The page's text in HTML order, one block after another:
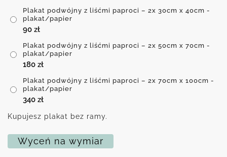
Plakat podwójny z liśćmi paproci – 2x 30cm x 40cm -
plakat/papier
90 zł
Plakat podwójny z liśćmi paproci – 2x 50cm x 70cm -
plakat/papier
180 zł
Plakat podwójny z liśćmi paproci – 2x 70cm x 100cm -
plakat/papier
340 zł
Kupujesz plakat bez ramy.
Wyceń na wymiar